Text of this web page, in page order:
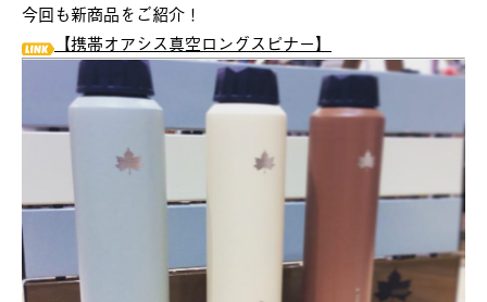
今回も新商品をご紹介！
【携帯オアシス真空ロングスピナー】